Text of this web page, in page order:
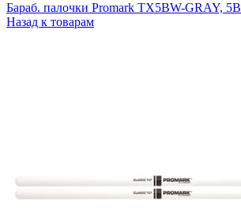
Бараб. палочки Promark TX5BW-GRAY, 5B
Назад к товарам